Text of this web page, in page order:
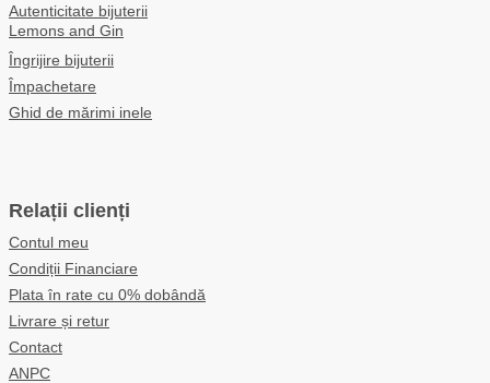
Autenticitate bijuterii
Lemons and Gin
Îngrijire bijuterii
Împachetare
Ghid de mărimi inele
Relații clienți
Contul meu
Condiții Financiare
Plata în rate cu 0% dobândă
Livrare și retur
Contact
ANPC